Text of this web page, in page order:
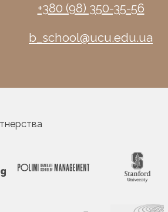
+380 (98) 350-35-56
b_school@ucu.edu.ua